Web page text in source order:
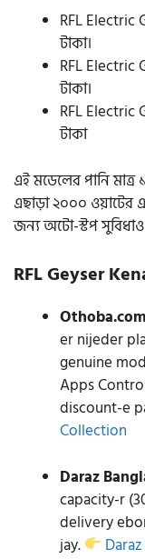
RFL Electric
টাকা।
RFL Electric
টাকা।
RFL Electric
টাকা
এই মডেলের পানি মাত্র
এছাড়া ২০০০ ওয়াটের
জন্য অটো-স্টপ সুবিধাও
RFL Geyser
er nijeder
genuine
Apps
discount-e
Collection
Daraz
capacity-r
delivery
jay.